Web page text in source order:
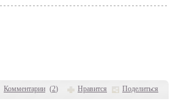
Комментарии (2) Нравится Поделиться